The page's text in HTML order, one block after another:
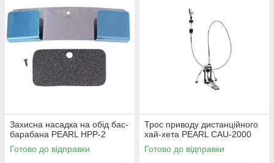
Захисна насадка на обід бас-
барабана PEARL HPP-2
Готово до відправки
Трос приводу дистанційного
хай-хета PEARL CAU-2000
Готово до відправки